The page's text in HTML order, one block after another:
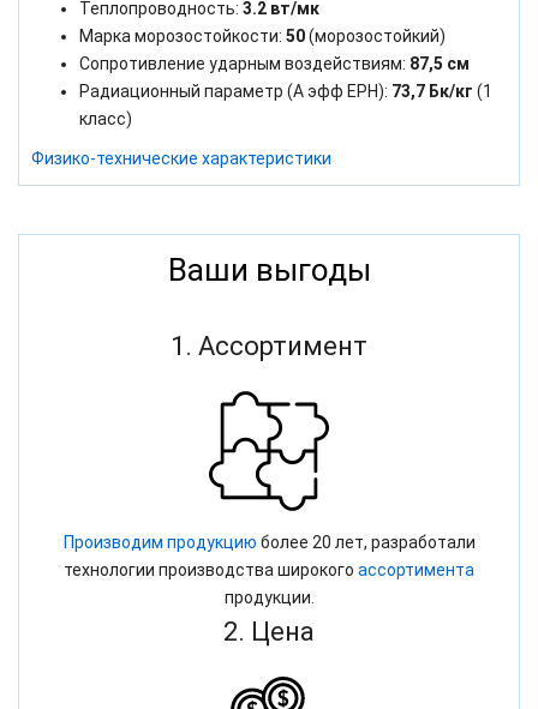
Теплопроводность: 3.2 вт/мк
Марка морозостойкости: 50(морозостойкий)
Сопротивление ударным воздействиям: 87,5 см
Радиационный параметр (А эфф ЕРН): 73,7 Бк/кг (1
класс)
Физико-технические характеристики
Ваши выгоды
1. Ассортимент
Производим продукцию более 20 лет, разработали
технологии производства широкого ассортимента
продукции.
2. Цена